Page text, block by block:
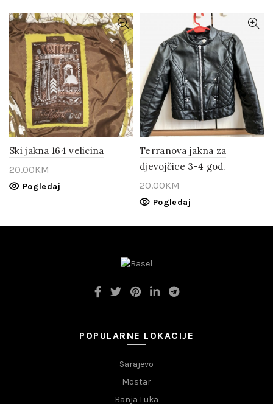
Ski jakna 164 velicina
20.00KM
Pogledaj
Terranova jakna za
djevojčice 3-4 god.
20.00KM
Pogledaj
POPULARNE LOKACIJE
Sarajevo
Mostar
Banja Luka